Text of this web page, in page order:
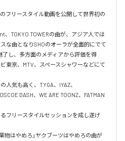
フリースタイル動画を公開して世界初の
、TOKYO TOWERの曲が、アジア人では
な曲となりSHOのオーラが全面的にでて
し、多方面のメディアから評価を得
東京、MTV、スペースシャワーなどにて
人気も高く、TYGA、IYAZ、
DASH、WE ARE TOONZ、FATMAN
フリースタイルセッションを成し遂げ
物はやめろ」ヤクブーツはやめろの曲が